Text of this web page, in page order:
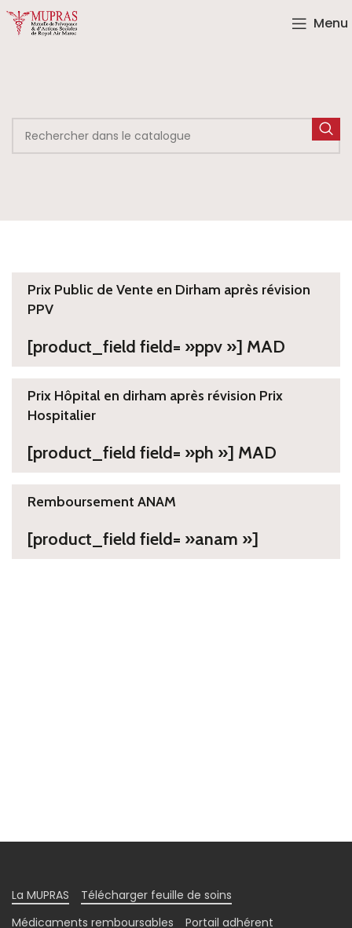
Menu
Prix Public de Vente en Dirham après révision
PPV
[product_field field= »ppv »] MAD
Prix Hôpital en dirham après révision Prix
Hospitalier
[product_field field= »ph »] MAD
Remboursement ANAM
[product_field field= »anam »]
La MUPRAS
Télécharger feuille de soins
Médicaments remboursables
Portail adhérent